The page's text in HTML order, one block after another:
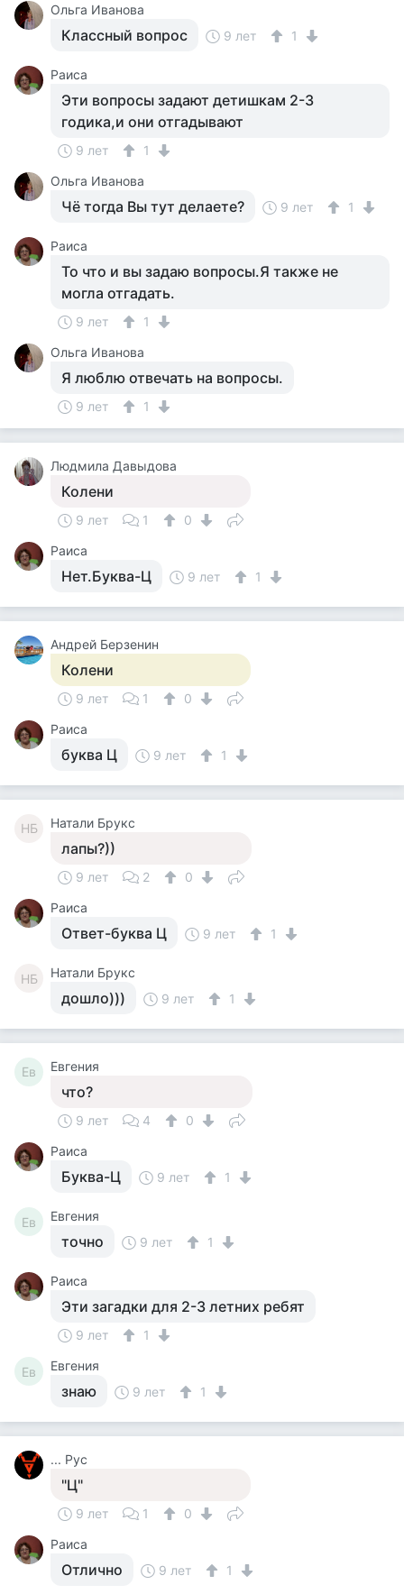
Ольга Иванова
Классный вопрос 9 лет 1
Раиса
Эти вопросы задают детишкам 2-3
годика,и они отгадывают
9 лет
1
Ольга Иванова
Чё тогда Вы тут делаете? 9 лет 1
Раиса
То что и вы задаю вопросы.Я также не
могла отгадать.
9 лет
1
Ольга Иванова
Я люблю отвечать на вопросы.
9 лет 1
Людмила Давыдова
Колени
9 лет 1
0
Раиса
Нет.Буква-Ц 9 лет 1
Андрей Берзенин
Колени
9 лет 1
0
Раиса
буква Ц 9 лет 1
НБ Натали Брукс
лапы?))
9 лет 2
0
Раиса
Ответ-буква Ц 9 лет 1
НБ Натали Брукс
дошло))) 9 лет 1
Ев Евгения
что?
9 лет 4
0
Раиса
Буква-Ц 9 лет 1
Ев Евгения
точно 9 лет 1
Раиса
Эти загадки для 2-3 летних ребят
9 лет 1
Ев Евгения
знаю 9 лет 1
... Рус
"Ц"
9 лет 1
0
Раиса
Отлично 9 лет 1